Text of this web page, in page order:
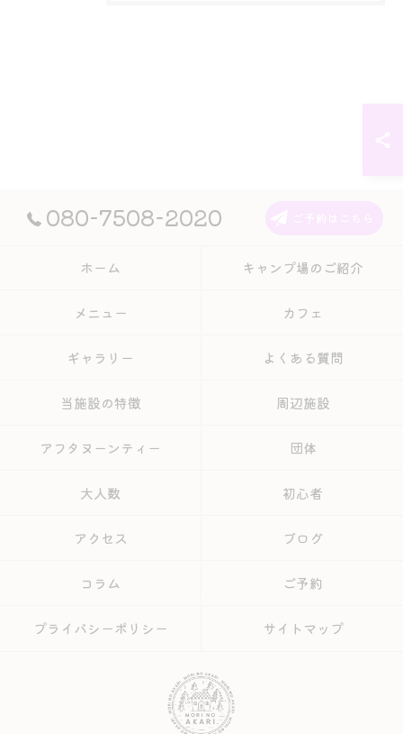
080-7508-2020
ホーム キャンプ場のご紹介
メニュー カフェ
ギャラリー よくある質問
当施設の特徴 周辺施設
アフタヌーンティー 団体
大人数 初心者
アクセス ブログ
コラム ご予約
プライバシーポリシー サイトマップ